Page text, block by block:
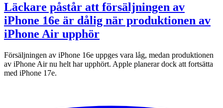
Läckare påstår att försäljningen av
iPhone 16e är dålig när produktionen av
iPhone Air upphör
Försäljningen av iPhone 16e uppges vara låg, medan produktionen
av iPhone Air nu helt har upphört. Apple planerar dock att fortsätta
med iPhone 17e.